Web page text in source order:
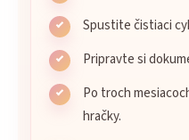
Spustite čistiaci
Pripravte si
Po troch
hračky.